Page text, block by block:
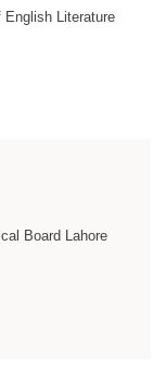
English Literature
Board Lahore